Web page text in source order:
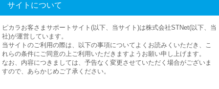
サイトについて
ピカラお客さまサポートサイト(以下、当サイト)は株式会社STNet(以下、当
社)が運営しています。
当サイトのご利用の際は、以下の事項についてよくお読みくいただき、こ
れらの条件にご同意の上ご利用いただきますようお願い申し上げます。
なお、内容につきましては、予告なく変更させていただく場合がございま
すので、あらかじめご了承ください。